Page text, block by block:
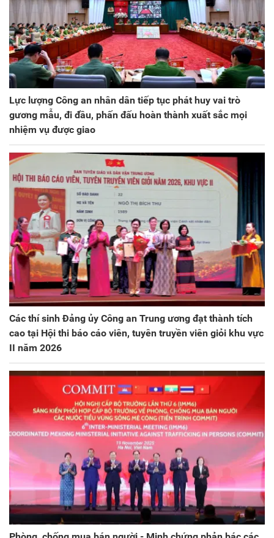
Lực lượng Công an nhân dân tiếp tục phát huy vai trò
gương mẫu, đi đầu, phấn đấu hoàn thành xuất sắc mọi
nhiệm vụ được giao
Các thí sinh Đảng ủy Công an Trung ương đạt thành tích
cao tại Hội thi báo cáo viên, tuyên truyền viên giỏi khu vực
II năm 2026